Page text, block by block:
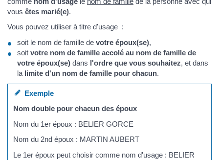
vous êtes marié(e).
Vous pouvez utiliser à titre d'usage :
soit le nom de famille de votre époux(se),
soit votre nom de famille accolé au nom de famille de
votre époux(se) dans l'ordre que vous souhaitez, et dans
la limite d'un nom de famille pour chacun.
Exemple
Nom double pour chacun des époux
Nom du 1er époux : BELIER GORCE
Nom du 2nd époux : MARTIN AUBERT
Le 1er époux peut choisir comme nom d'usage : BELIER